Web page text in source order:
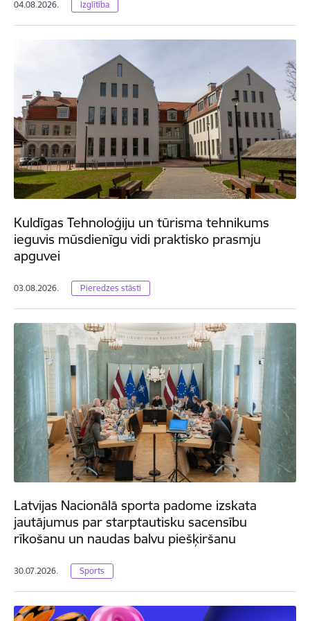
04.08.2026. Izglītība
Kuldīgas Tehnoloģiju un tūrisma tehnikums
ieguvis mūsdienīgu vidi praktisko prasmju
apguvei
03.08.2026. Pieredzes stāsti
Latvijas Nacionālā sporta padome izskata
jautājumus par starptautisku sacensību
rīkošanu un naudas balvu piešķiršanu
30.07.2026. Sports